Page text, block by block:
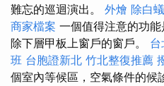
難忘的巡迴演出。 外燴 除白
商家檔案 一個值得注意的功
除下層甲板上窗戶的窗戶。 台
班 台胞證新北 竹北整復推薦
個室內等候區，空氣條件的候